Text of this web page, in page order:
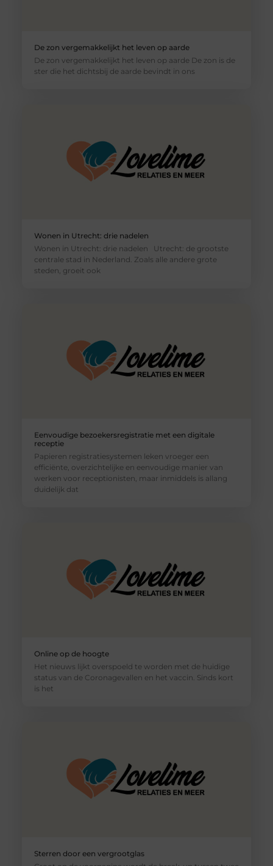
De zon vergemakkelijkt het leven op aarde
De zon vergemakkelijkt het leven op aarde De zon is de
ster die het dichtsbij de aarde bevindt in ons
Wonen in Utrecht: drie nadelen
Wonen in Utrecht: drie nadelen Utrecht: de grootste
centrale stad in Nederland. Zoals alle andere grote
steden, groeit ook
Eenvoudige bezoekersregistratie met een digitale
receptie
Papieren registratiesystemen leken vroeger een
efficiënte, overzichtelijke en eenvoudige manier van
werken voor receptionisten, maar inmiddels is allang
duidelijk dat
Online op de hoogte
Het nieuws lijkt overspoeld te worden met de huidige
status van de Coronagevallen en het vaccin. Sinds kort
is het
Sterren door een vergrootglas